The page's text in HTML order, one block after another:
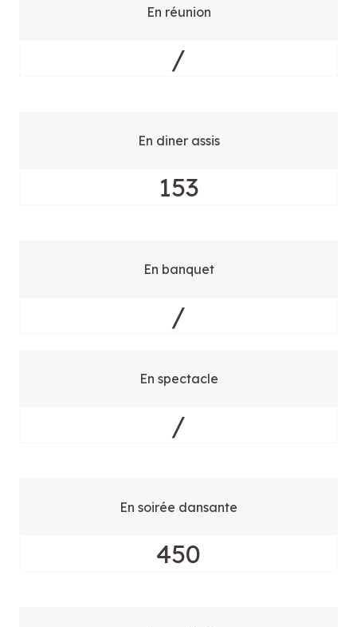
En réunion
/
En diner assis
153
En banquet
/
En spectacle
/
En soirée dansante
450